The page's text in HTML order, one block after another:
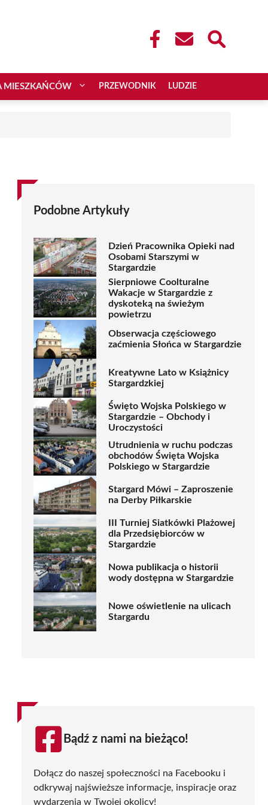
MIESZKAŃCÓW PRZEWODNIK LUDZIE
Podobne Artykuły
Dzień Pracownika Opieki nad
Osobami Starszymi w
Stargardzie
Sierpniowe Coolturalne
Wakacje w Stargardzie z
dyskoteką na świeżym
powietrzu
Obserwacja częściowego
zaćmienia Słońca w Stargardzie
Kreatywne Lato w Książnicy
Stargardzkiej
Święto Wojska Polskiego w
Stargardzie – Obchody i
Uroczystości
Utrudnienia w ruchu podczas
obchodów Święta Wojska
Polskiego w Stargardzie
Stargard Mówi – Zaproszenie
na Derby Piłkarskie
III Turniej Siatkówki Plażowej
dla Przedsiębiorców w
Stargardzie
Nowa publikacja o historii
wody dostępna w Stargardzie
Nowe oświetlenie na ulicach
Stargardu
Bądź z nami na bieżąco!
Dołącz do naszej społeczności na Facebooku i
odkrywaj najświeższe informacje, inspiracje oraz
wydarzenia w Twojej okolicy!